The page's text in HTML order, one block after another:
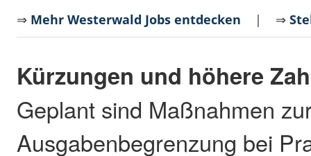
⇒ Mehr Westerwald Jobs entdecken | ⇒
Kürzungen und höhere
Geplant sind Maßnahmen
Ausgabenbegrenzung bei